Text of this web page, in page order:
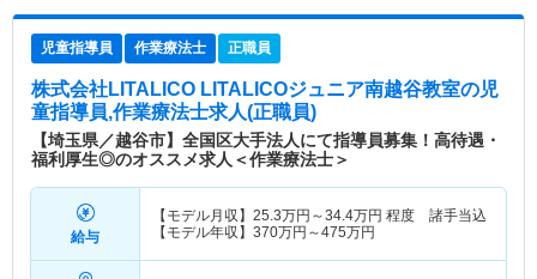
児童指導員 作業療法士 正職員
株式会社LITALICO LITALICOジュニア南越谷教室の児
童指導員,作業療法士求人(正職員)
【埼玉県／越谷市】全国区大手法人にて指導員募集！高待遇・
福利厚生◎のオススメ求人＜作業療法士＞
給与
【モデル月収】 25.3万円～34.4万円 程度 諸手当込
【モデル年収】 370万円～475万円